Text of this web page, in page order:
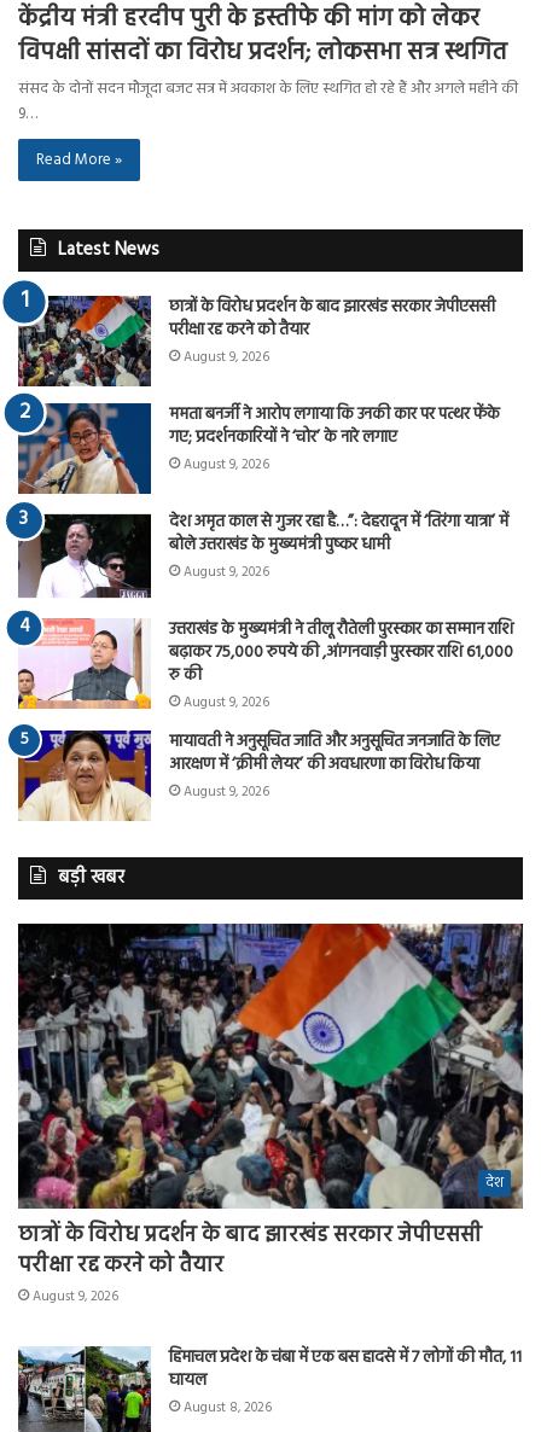
केंद्रीय मंत्री हरदीप पुरी के इस्तीफे की मांग को लेकर
विपक्षी सांसदों का विरोध प्रदर्शन; लोकसभा सत्र स्थगित
संसद के दोनों सदन मौजूदा बजट सत्र में अवकाश के लिए स्थगित हो रहे हैं और अगले महीने की
9…
Read More »
Latest News
छात्रों के विरोध प्रदर्शन के बाद झारखंड सरकार जेपीएससी
परीक्षा रद्द करने को तैयार
August 9, 2026
ममता बनर्जी ने आरोप लगाया कि उनकी कार पर पत्थर फेंके
गए; प्रदर्शनकारियों ने ‘चोर’ के नारे लगाए
August 9, 2026
देश अमृत काल से गुजर रहा है…”: देहरादून में ‘तिरंगा यात्रा’ में
बोले उत्तराखंड के मुख्यमंत्री पुष्कर धामी
August 9, 2026
उत्तराखंड के मुख्यमंत्री ने तीलू रौतेली पुरस्कार का सम्मान राशि
बढ़ाकर 75,000 रुपये की ,आंगनवाड़ी पुरस्कार राशि 61,000
रु की
August 9, 2026
मायावती ने अनुसूचित जाति और अनुसूचित जनजाति के लिए
आरक्षण में ‘क्रीमी लेयर’ की अवधारणा का विरोध किया
August 9, 2026
बड़ी खबर
देश
छात्रों के विरोध प्रदर्शन के बाद झारखंड सरकार जेपीएससी
परीक्षा रद्द करने को तैयार
August 9, 2026
हिमाचल प्रदेश के चंबा में एक बस हादसे में 7 लोगों की मौत, 11
घायल
August 8, 2026